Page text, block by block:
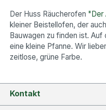
Der Huss Räucherofen "Der
kleiner Beistellofen, der
Bauwagen zu finden ist.
eine kleine Pfanne. Wir
zeitlose, grüne Farbe.
Kontakt